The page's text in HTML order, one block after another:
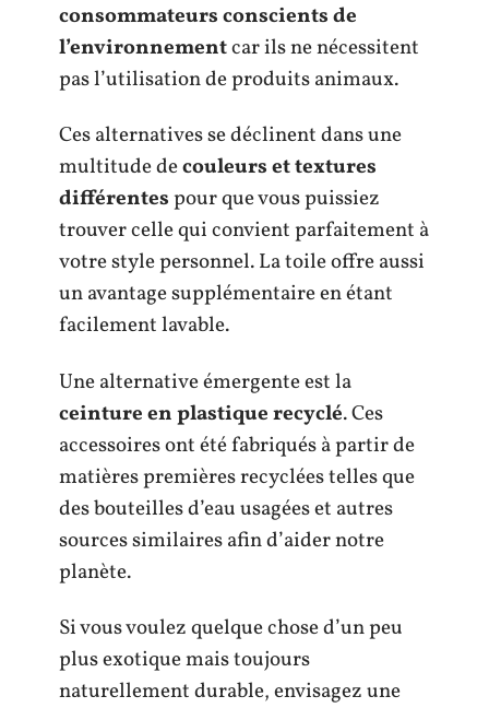
consommateurs conscients de
l’environnementcar ils ne nécessitent
pas l’utilisation de produits animaux.
Ces alternatives se déclinent dans une
multitude decouleurs et textures
différentespour que vous puissiez
trouver celle qui convient parfaitement à
votre style personnel. La toile offre aussi
un avantage supplémentaire en étant
facilement lavable.
Une alternative émergente est la
ceinture en plastique recyclé. Ces
accessoires ont été fabriqués à partir de
matières premières recyclées telles que
des bouteilles d’eau usagées et autres
sources similaires afin d’aider notre
planète.
Si vous voulez quelque chose d’un peu
plus exotique mais toujours
naturellement durable, envisagez une